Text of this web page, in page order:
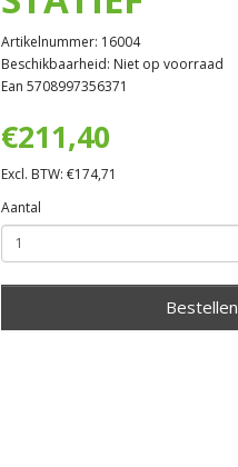
Artikelnummer: 16004
Beschikbaarheid: Niet op voorraad
Ean 5708997356371
€211,40
Excl. BTW: €174,71
Aantal
Bestellen